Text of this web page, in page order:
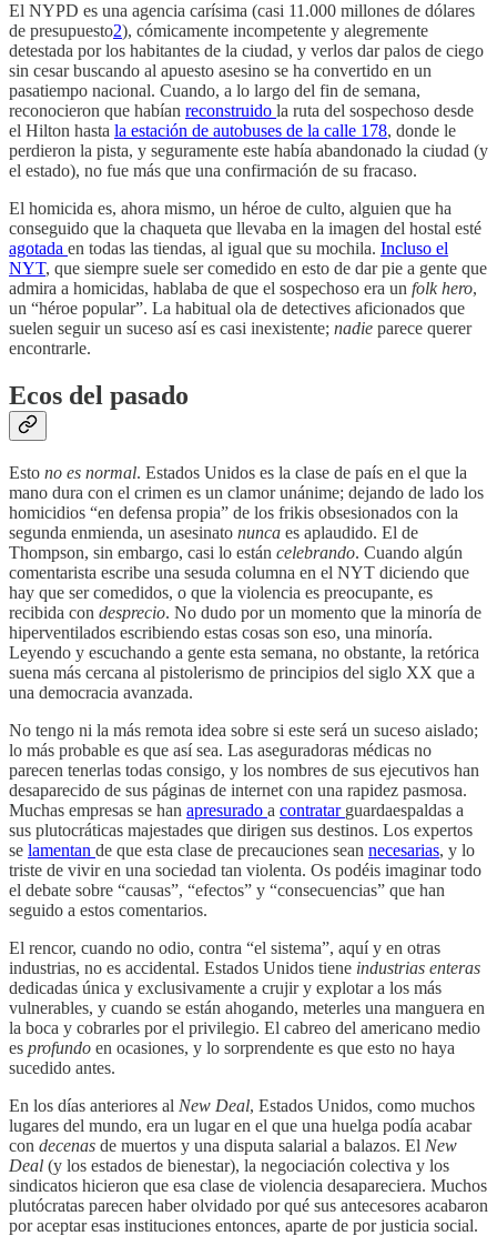
El NYPD es una agencia carísima (casi 11.000 millones de dólares
de presupuesto2), cómicamente incompetente y alegremente
detestada por los habitantes de la ciudad, y verlos dar palos de ciego
sin cesar buscando al apuesto asesino se ha convertido en un
pasatiempo nacional. Cuando, a lo largo del fin de semana,
reconocieron que habían reconstruido la ruta del sospechoso desde
el Hilton hasta la estación de autobuses de la calle 178, donde le
perdieron la pista, y seguramente este había abandonado la ciudad (y
el estado), no fue más que una confirmación de su fracaso.
El homicida es, ahora mismo, un héroe de culto, alguien que ha
conseguido que la chaqueta que llevaba en la imagen del hostal esté
agotada en todas las tiendas, al igual que su mochila. Incluso el
NYT, que siempre suele ser comedido en esto de dar pie a gente que
admira a homicidas, hablaba de que el sospechoso era un folk hero,
un “héroe popular”. La habitual ola de detectives aficionados que
suelen seguir un suceso así es casi inexistente; nadie parece querer
encontrarle.
Ecos del pasado
Esto no es normal. Estados Unidos es la clase de país en el que la
mano dura con el crimen es un clamor unánime; dejando de lado los
homicidios “en defensa propia” de los frikis obsesionados con la
segunda enmienda, un asesinato nunca es aplaudido. El de
Thompson, sin embargo, casi lo están celebrando. Cuando algún
comentarista escribe una sesuda columna en el NYT diciendo que
hay que ser comedidos, o que la violencia es preocupante, es
recibida con desprecio. No dudo por un momento que la minoría de
hiperventilados escribiendo estas cosas son eso, una minoría.
Leyendo y escuchando a gente esta semana, no obstante, la retórica
suena más cercana al pistolerismo de principios del siglo XX que a
una democracia avanzada.
No tengo ni la más remota idea sobre si este será un suceso aislado;
lo más probable es que así sea. Las aseguradoras médicas no
parecen tenerlas todas consigo, y los nombres de sus ejecutivos han
desaparecido de sus páginas de internet con una rapidez pasmosa.
Muchas empresas se han apresurado a contratar guardaespaldas a
sus plutocráticas majestades que dirigen sus destinos. Los expertos
se lamentan de que esta clase de precauciones sean necesarias, y lo
triste de vivir en una sociedad tan violenta. Os podéis imaginar todo
el debate sobre “causas”, “efectos” y “consecuencias” que han
seguido a estos comentarios.
El rencor, cuando no odio, contra “el sistema”, aquí y en otras
industrias, no es accidental. Estados Unidos tiene industrias enteras
dedicadas única y exclusivamente a crujir y explotar a los más
vulnerables, y cuando se están ahogando, meterles una manguera en
la boca y cobrarles por el privilegio. El cabreo del americano medio
es profundo en ocasiones, y lo sorprendente es que esto no haya
sucedido antes.
En los días anteriores al New Deal, Estados Unidos, como muchos
lugares del mundo, era un lugar en el que una huelga podía acabar
con decenas de muertos y una disputa salarial a balazos. El New
Deal (y los estados de bienestar), la negociación colectiva y los
sindicatos hicieron que esa clase de violencia desapareciera. Muchos
plutócratas parecen haber olvidado por qué sus antecesores acabaron
por aceptar esas instituciones entonces, aparte de por justicia social.